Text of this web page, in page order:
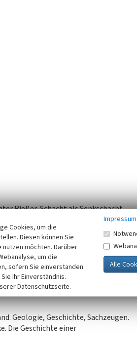
Rießer-Schacht als Senkschacht
zur Grube
abgetragen; heute
Geologie, Geschichte, Sachzeugen.
Die Geschichte einer
Cookies, um die
Diesen können Sie
möchten. Darüber
um die
sofern Sie einverstanden
Ihr Einverständnis.
Datenschutzseite.
Impressum